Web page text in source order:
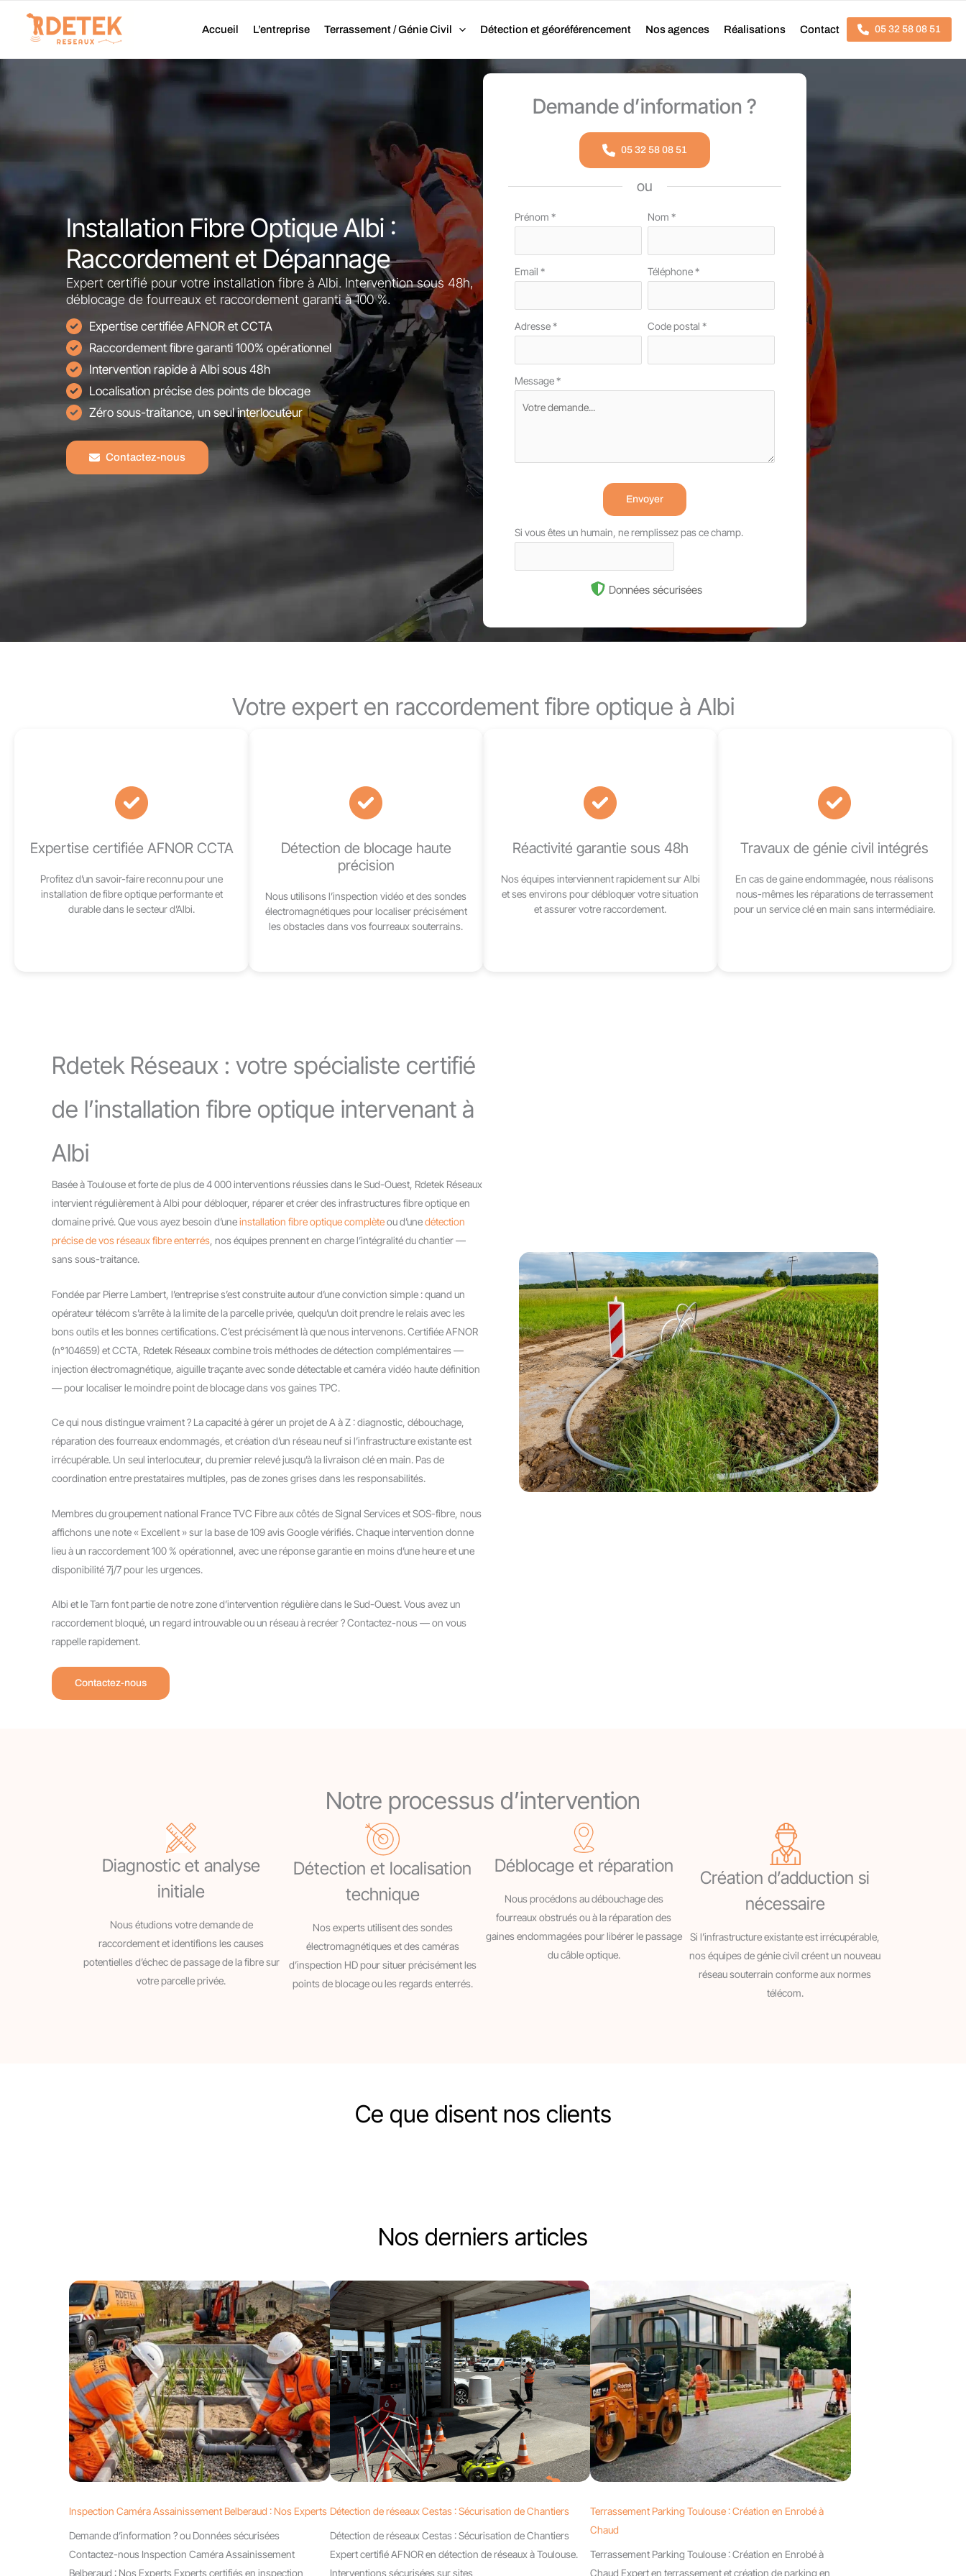
contenu
Accueil L’entreprise Terrassement / Génie Civil Détection et géoréférencement Nos agences Réalisations Contact 05 32 58 08 51
Installation Fibre Optique Albi :
Raccordement et Dépannage
Expert certifié pour votre installation fibre à Albi. Intervention sous 48h,
déblocage de fourreaux et raccordement garanti à 100 %.
Expertise certifiée AFNOR et CCTA
Raccordement fibre garanti 100% opérationnel
Intervention rapide à Albi sous 48h
Localisation précise des points de blocage
Zéro sous-traitance, un seul interlocuteur
Contactez-nous
Demande d’information ?
05 32 58 08 51
ou
Formulaire
avec
téléphone
Prénom * Nom *
Email * Téléphone*
Adresse* Code postal *
Message*
Envoyer
Si vous êtes un humain, ne remplissez pas ce champ.
Données sécurisées
Votre expert en raccordement fibre optique à Albi
Expertise certifiée AFNOR CCTA
Profitez d’un savoir-faire reconnu pour une
installation de fibre optique performante et
durable dans le secteur d’Albi.
Détection de blocage haute
précision
Nous utilisons l’inspection vidéo et des sondes
électromagnétiques pour localiser précisément
les obstacles dans vos fourreaux souterrains.
Réactivité garantie sous 48h
Nos équipes interviennent rapidement sur Albi
et ses environs pour débloquer votre situation
et assurer votre raccordement.
Travaux de génie civil intégrés
En cas de gaine endommagée, nous réalisons
nous-mêmes les réparations de terrassement
pour un service clé en main sans intermédiaire.
Rdetek Réseaux : votre spécialiste certifié
de l’installation fibre optique intervenant à
Albi
Basée à Toulouse et forte de plus de 4 000 interventions réussies dans le Sud-Ouest, Rdetek Réseaux
intervient régulièrement à Albi pour débloquer, réparer et créer des infrastructures fibre optique en
domaine privé. Que vous ayez besoin d’uneinstallation fibre optique complèteou d’unedétection
précise de vos réseaux fibre enterrés , nos équipes prennent en charge l’intégralité du chantier —
sans sous-traitance.
Fondée par Pierre Lambert, l’entreprise s’est construite autour d’une conviction simple : quand un
opérateur télécom s’arrête à la limite de la parcelle privée, quelqu’un doit prendre le relais avec les
bons outils et les bonnes certifications. C’est précisément là que nous intervenons. Certifiée AFNOR
(n°104659) et CCTA, Rdetek Réseaux combine trois méthodes de détection complémentaires —
injection électromagnétique, aiguille traçante avec sonde détectable et caméra vidéo haute définition
— pour localiser le moindre point de blocage dans vos gaines TPC.
Ce qui nous distingue vraiment ? La capacité à gérer un projet de A à Z : diagnostic, débouchage,
réparation des fourreaux endommagés, et création d’un réseau neuf si l’infrastructure existante est
irrécupérable. Un seul interlocuteur, du premier relevé jusqu’à la livraison clé en main. Pas de
coordination entre prestataires multiples, pas de zones grises dans les responsabilités.
Membres du groupement national France TVC Fibre aux côtés de Signal Services et SOS-fibre, nous
affichons une note « Excellent » sur la base de 109 avis Google vérifiés. Chaque intervention donne
lieu à un raccordement 100 % opérationnel, avec une réponse garantie en moins d’une heure et une
disponibilité 7j/7 pour les urgences.
Albi et le Tarn font partie de notre zone d’intervention régulière dans le Sud-Ouest. Vous avez un
raccordement bloqué, un regard introuvable ou un réseau à recréer ? Contactez-nous — on vous
rappelle rapidement.
Contactez-nous
Notre processus d’intervention
Diagnostic et analyse
initiale
Nous étudions votre demande de
raccordement et identifions les causes
potentielles d’échec de passage de la fibre sur
votre parcelle privée.
Détection et localisation
technique
Nos experts utilisent des sondes
électromagnétiques et des caméras
d’inspection HD pour situer précisément les
points de blocage ou les regards enterrés.
Déblocage et réparation
Nous procédons au débouchage des
fourreaux obstrués ou à la réparation des
gaines endommagées pour libérer le passage
du câble optique.
Création d’adduction si
nécessaire
Si l’infrastructure existante est irrécupérable,
nos équipes de génie civil créent un nouveau
réseau souterrain conforme aux normes
télécom.
Ce que disent nos clients
Nos derniers articles
Inspection Caméra Assainissement Belberaud : Nos Experts
Demande d’information ? ou Données sécurisées
Contactez-nous Inspection Caméra Assainissement
Belberaud : Nos Experts Experts certifiés en inspection
Détection de réseaux Cestas : Sécurisation de Chantiers
Détection de réseaux Cestas : Sécurisation de Chantiers
Expert certifié AFNOR en détection de réseaux à Toulouse.
Interventions sécurisées sur sites
Terrassement Parking Toulouse : Création en Enrobé à
Chaud
Terrassement Parking Toulouse : Création en Enrobé à
Chaud Expert en terrassement et création de parking en